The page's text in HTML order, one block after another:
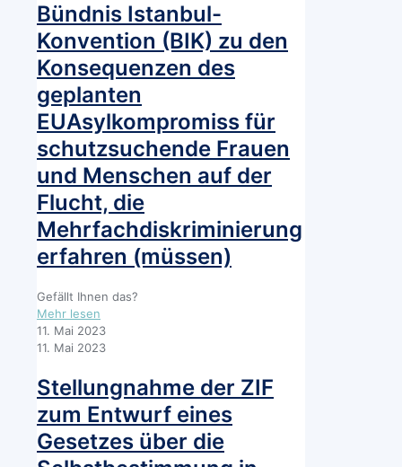
am
14.11.2023:
Konsequente
Umsetzung
der
Istanbul-
Konvention
im
Sorge-
und
Umgangsrecht
zum
Schutz
vor
Gewalt
Bündnis Istanbul-
Konvention (BIK) zu den
Konsequenzen des
geplanten
EUAsylkompromiss für
schutzsuchende Frauen
und Menschen auf der
Flucht, die
Mehrfachdiskriminierung
erfahren (müssen)
Gefällt Ihnen das?
Mehr lesen
Stellungnahme
des
Istanbul-
Konvention
(BIK)
den
11. Mai 2023
11. Mai 2023
Stellungnahme der ZIF
zum Entwurf eines
Gesetzes über die